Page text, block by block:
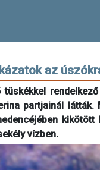
az
partjainál
vízben.